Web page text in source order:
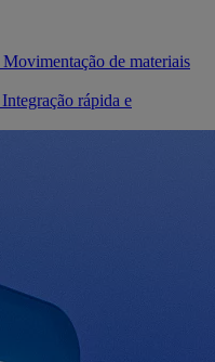
Movimentação de materiais
Integração rápida e